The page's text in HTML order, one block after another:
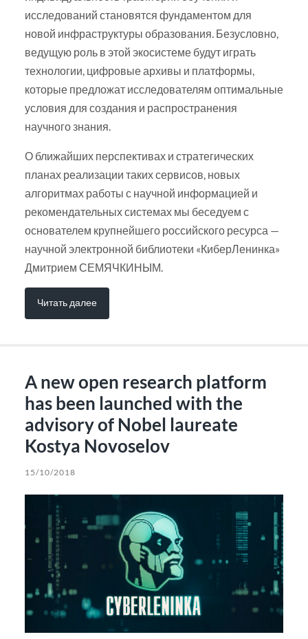
исследований становятся фундаментом для
новой инфраструктуры образования. Безусловно,
ведущую роль в этой экосистеме будут играть
технологии, цифровые архивы и платформы,
которые предложат исследователям оптимальные
условия для создания и распространения
научного знания.
О ближайших перспективах и стратегических
планах реализации таких сервисов, новых
алгоритмах работы с научной информацией и
рекомендательных системах мы беседуем с
основателем крупнейшего российского ресурса —
научной электронной библиотеки «КиберЛенинка»
Дмитрием СЕМЯЧКИНЫМ.
Читать далее
A new open research platform
has been launched with the
advisory of Nobel laureate
Kostya Novoselov
15/10/2018